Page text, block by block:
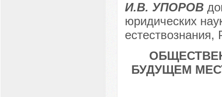
И.В. УПОРОВ
юридических
естествознания,
БУДУЩЕМ